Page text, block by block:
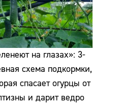
на глазах»: 3-
схема подкормки,
спасает огурцы от
и дарит ведро